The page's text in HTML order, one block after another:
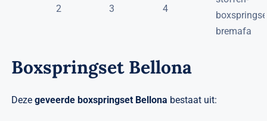
Boxspringset Bellona
Dezegeveerde boxspringset Bellona bestaat uit: